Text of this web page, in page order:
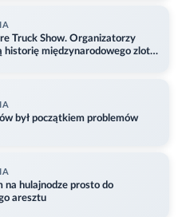
Truck Show. Organizatorzy
historię międzynarodowego zlotu
był początkiem problemów
na hulajnodze prosto do
aresztu